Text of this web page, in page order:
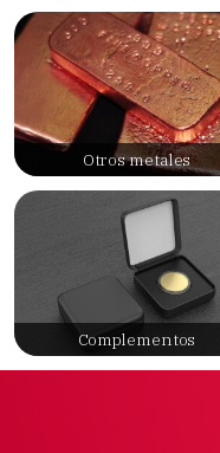
Otros metales
Complementos